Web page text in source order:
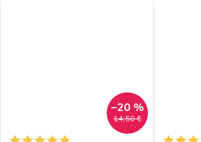
14,50 €
–20 %